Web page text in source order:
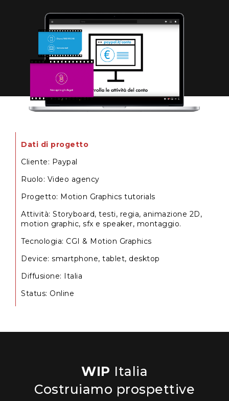
Dati di progetto
Cliente: Paypal
Ruolo: Video agency
Progetto: Motion Graphics tutorials
Attività: Storyboard, testi, regia, animazione 2D,
motion graphic, sfx e speaker, montaggio.
Tecnologia: CGI & Motion Graphics
Device: smartphone, tablet, desktop
Diffusione: Italia
Status: Online
WIP Italia
Costruiamo prospettive